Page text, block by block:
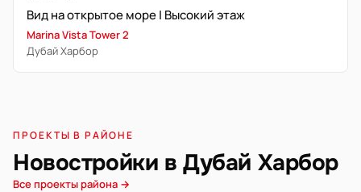
Вид на открытое море | Высокий этаж
Marina Vista Tower 2
Дубай Харбор
ПРОЕКТЫ В РАЙОНЕ
Новостройки в Дубай Харбор
Все проекты района →